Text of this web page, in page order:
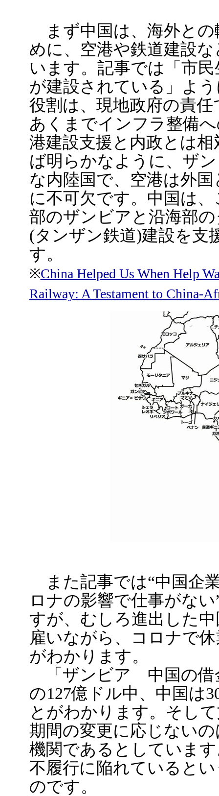
まず中国は、海外との
めに、空港や鉄道建設
います。記事では「市
が建設されている」よ
役割は、現地政府の責
あくまでインフラ整備
港建設支援と内政とは
ば明らかなように、ザ
な内陸国で、空港は外
に不可欠です。中国は
部のザンビアと沿海部
(タンザン鉄道)建設を支
す。
※China Helped Us When Help
Railway: A Testament to China-
また記事では“中国企
ロナの影響で仕事がな
すが、むしろ進出した
雇いながら、コロナで
がわかります。
「ザンビア 中国の借
の127億ドル中、中国は
とがわかります。そし
期間の変更に応じない
機関であるとしていま
不履行に陥れていると
のです。